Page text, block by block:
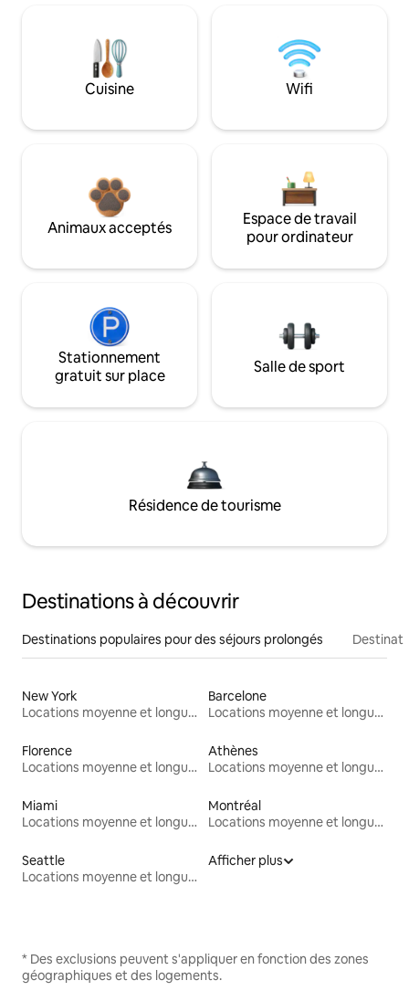
Cuisine Wifi
Animaux acceptés
Espace de travail
pour ordinateur
Stationnement
gratuit sur place
Salle de sport
Résidence de tourisme
Destinations à découvrir
Destinations populaires pour des séjours prolongés
New York
Locations moyenne et longue durée
Barcelone
Locations moyenne et longue durée
Florence
Locations moyenne et longue durée
Athènes
Locations moyenne et longue durée
Miami
Locations moyenne et longue durée
Montréal
Locations moyenne et longue durée
Seattle
Locations moyenne et longue durée
Afficher plus
* Des exclusions peuvent s'appliquer en fonction des zones
géographiques et des logements.